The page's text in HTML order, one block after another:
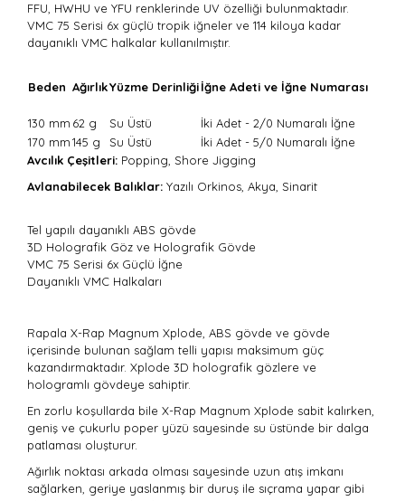
FFU, HWHU ve YFU renklerinde UV özelliği bulunmaktadır.
VMC 75 Serisi 6x güçlü tropik iğneler ve 114 kiloya kadar
dayanıklı VMC halkalar kullanılmıştır.
Beden AğırlıkYüzme Derinliğiİğne Adeti ve İğne Numarası
130 mm 62 g Su Üstü
İki Adet - 2/0 Numaralı İğne
170 mm145 g Su Üstü
İki Adet - 5/0 Numaralı İğne
Avcılık Çeşitleri: Popping, Shore Jigging
Avlanabilecek Balıklar: Yazılı Orkinos, Akya, Sinarit
Tel yapılı dayanıklı ABS gövde
3D Holografik Göz ve Holografik Gövde
VMC 75 Serisi 6x Güçlü İğne
Dayanıklı VMC Halkaları
Rapala X-Rap Magnum Xplode, ABS gövde ve gövde
içerisinde bulunan sağlam telli yapısı maksimum güç
kazandırmaktadır. Xplode 3D holografik gözlere ve
hologramlı gövdeye sahiptir.
En zorlu koşullarda bile X-Rap Magnum Xplode sabit kalırken,
geniş ve çukurlu poper yüzü sayesinde su üstünde bir dalga
patlaması oluşturur.
Ağırlık noktası arkada olması sayesinde uzun atış imkanı
sağlarken, geriye yaslanmış bir duruş ile sıçrama yapar gibi